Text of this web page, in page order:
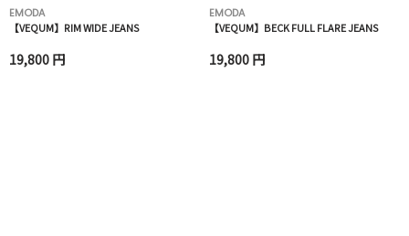
EMODA
【VEQUM】RIM WIDE JEANS
19,800 円
EMODA
【VEQUM】BECK FULL FLARE JEANS
19,800 円